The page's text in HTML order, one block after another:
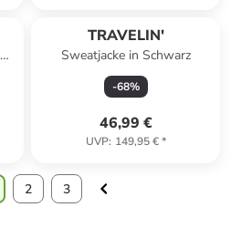
TRAVELIN'
Sweatjacke in Schwarz
-68%
46,99 €
UVP: 149,95 €*
2 3